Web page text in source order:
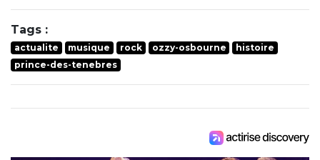
Tags :
actualite musique rock ozzy-osbourne
histoire
prince-des-tenebres